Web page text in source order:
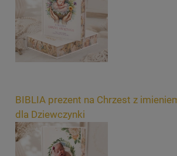
BIBLIA prezent na Chrzest z
dla Dziewczynki